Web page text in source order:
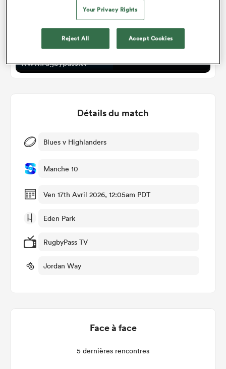
Blues v Highlanders
www.rugbypass.tv
Détails du match
Blues v Highlanders
Manche 10
Ven 17th Avril 2026, 12:05am PDT
Eden Park
RugbyPass TV
Jordan Way
Face à face
5 dernières rencontres
Your Privacy Rights
Reject All Accept Cookies